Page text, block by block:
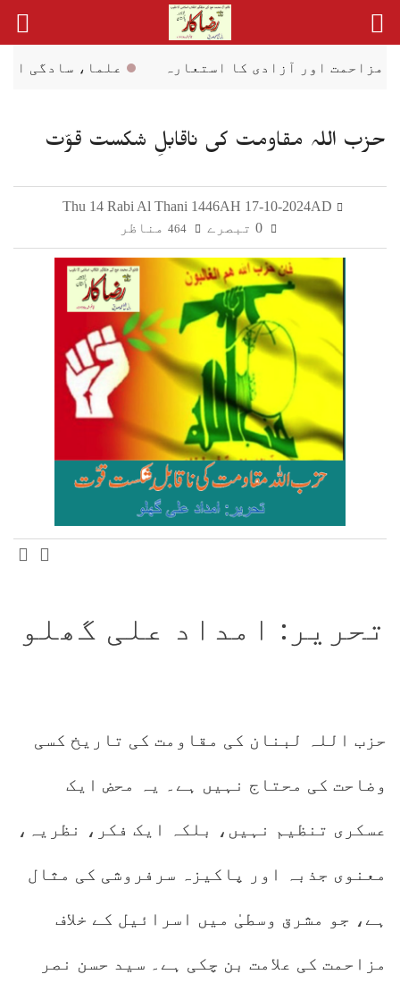
to
کا استعارہ علما، سادگی اور عوامی رابطہ —
حزب اللہ مقاومت کی ناقابلِ شکست قوّت
Thu 14 Rabi Al Thani 1446AH 17-10-2024AD
0 تبصرے
464 مناظر
تحریر: امداد علی گھلو
حزب اللہ لبنان کی مقاومت کی تاریخ کسی
وضاحت کی محتاج نہیں ہے۔ یہ محض ایک
عسکری تنظیم نہیں، بلکہ ایک فکر، نظریہ،
معنوی جذبہ اور پاکیزہ سرفروشی کی مثال
ہے، جو مشرق وسطیٰ میں اسرائیل کے خلاف
مزاحمت کی علامت بن چکی ہے۔ سید حسن نصر